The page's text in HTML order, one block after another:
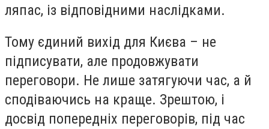
ляпас, із відповідними наслідками.
Тому єдиний вихід для Києва – не
підписувати, але продовжувати
переговори. Не лише затягуючи час, а й
сподіваючись на краще. Зрештою, і
досвід попередніх переговорів, під час